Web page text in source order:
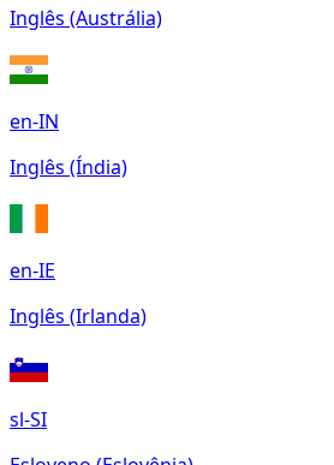
Inglês (Austrália)
en-IN
Inglês (Índia)
en-IE
Inglês (Irlanda)
sl-SI